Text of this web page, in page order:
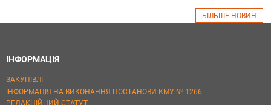
БІЛЬШЕ НОВИН
ІНФОРМАЦІЯ
ЗАКУПІВЛІ
ІНФОРМАЦІЯ НА ВИКОНАННЯ ПОСТАНОВИ КМУ № 1266
РЕДАКЦІЙНИЙ СТАТУТ